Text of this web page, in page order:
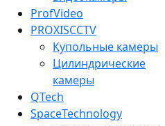
ProfVideo
PROXISCCTV
Купольные камеры
Цилиндрические
камеры
QTech
SpaceTechnology